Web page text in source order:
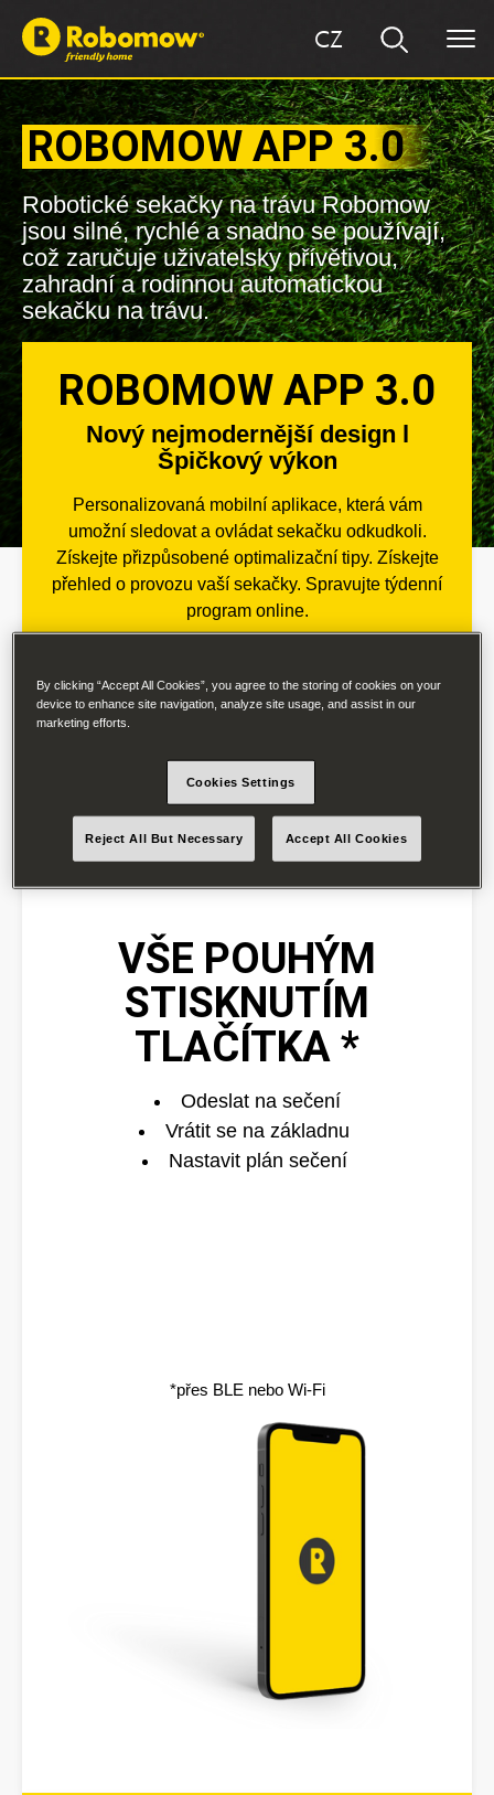
CZ
ROBOMOW APP 3.0
Robotické sekačky na trávu Robomow
jsou silné, rychlé a snadno se používají,
což zaručuje uživatelsky přívětivou,
zahradní a rodinnou automatickou
sekačku na trávu.
ROBOMOW APP 3.0
Nový nejmodernější design l
Špičkový výkon
Personalizovaná mobilní aplikace, která vám
umožní sledovat a ovládat sekačku odkudkoli.
Získejte přizpůsobené optimalizační tipy. Získejte
přehled o provozu vaší sekačky. Spravujte týdenní
program online.
VŠE POUHÝM
STISKNUTÍM
TLAČÍTKA *
Odeslat na sečení
Vrátit se na základnu
Nastavit plán sečení
*přes BLE nebo Wi-Fi
By clicking “Accept All Cookies”, you agree to the storing of cookies on your
device to enhance site navigation, analyze site usage, and assist in our
marketing efforts.
Cookies Settings
Reject All But Necessary Accept All Cookies